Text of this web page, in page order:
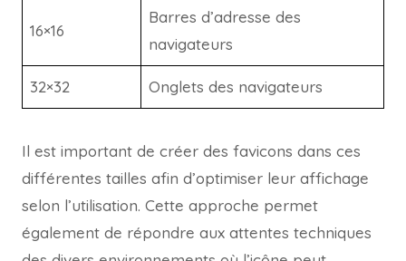
16×16
Barres d’adresse des
navigateurs
32×32 Onglets des navigateurs
Il est important de créer des favicons dans ces
différentes tailles afin d’optimiser leur affichage
selon l’utilisation. Cette approche permet
également de répondre aux attentes techniques